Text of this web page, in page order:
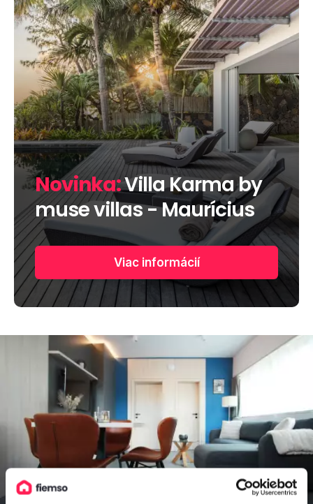
Novinka:Villa Karma by
muse villas - Maurícius
Viac informácií